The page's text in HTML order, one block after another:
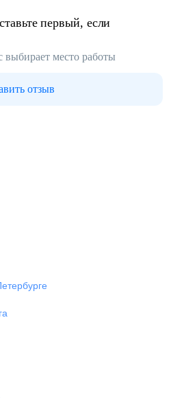
первый, если
выбирает место работы
отзыв